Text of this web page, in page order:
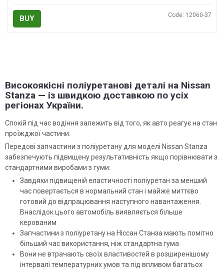
BUY Code: 12060-37
Високоякісні поліуретанові деталі на Nissan
Stanza — із швидкою доставкою по усіх
регіонах України.
Спокій під час водіння залежить від того, як авто реагує на стан
проїжджої частини.
Передові запчастини з поліуретану для моделі Nissan Stanza
забезпечують підвищену результативність якщо порівнювати з
стандартними виробами з гуми:
Завдяки підвищеній еластичності поліуретан за менший
час повертається в нормальний стан і майже миттєво
готовий до відпрацювання наступного навантаження.
Внаслідок цього автомобіль виявляється більше
керованим
Запчастини з поліуретану на Ніссан Станза мають помітно
більший час використання, ніж стандартна гума
Вони не втрачають своїх властивостей в розширенішому
інтервалі температурних умов та під впливом багатьох